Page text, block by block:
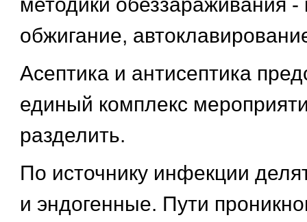
обжигание,
Асептика и антисептика
единый комплекс
разделить.
По источнику инфекции
и эндогенные. Пути